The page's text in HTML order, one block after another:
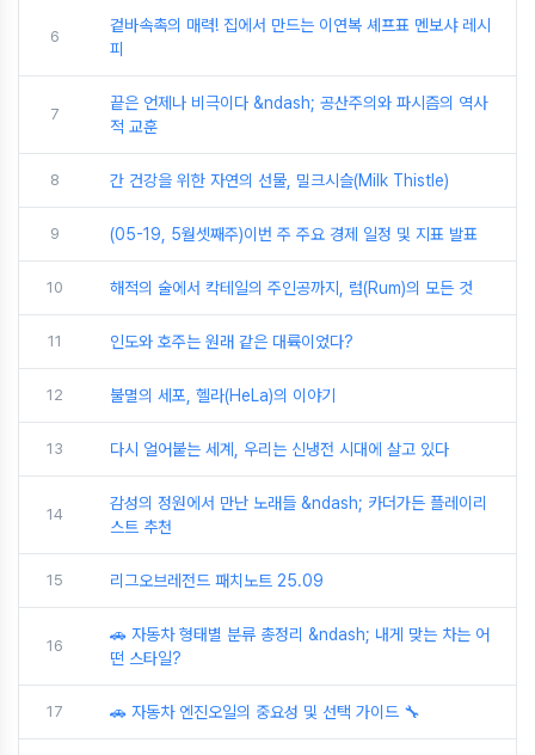
6
겉바속촉의 매력! 집에서 만드는 이연복 셰프표 멘보샤 레시
피
7
끝은 언제나 비극이다 &ndash; 공산주의와 파시즘의 역사
적 교훈
8 간 건강을 위한 자연의 선물, 밀크시슬(Milk Thistle)
9 (05-19, 5월셋째주)이번 주 주요 경제 일정 및 지표 발표
10 해적의 술에서 칵테일의 주인공까지, 럼(Rum)의 모든 것
11 인도와 호주는 원래 같은 대륙이었다?
12 불멸의 세포, 헬라(HeLa)의 이야기
13 다시 얼어붙는 세계, 우리는 신냉전 시대에 살고 있다
14
감성의 정원에서 만난 노래들 &ndash; 카더가든 플레이리
스트 추천
15 리그오브레전드 패치노트 25.09
16
🚗 자동차 형태별 분류 총정리 &ndash; 내게 맞는 차는 어
떤 스타일?
17 🚗 자동차 엔진오일의 중요성 및 선택 가이드 🔧